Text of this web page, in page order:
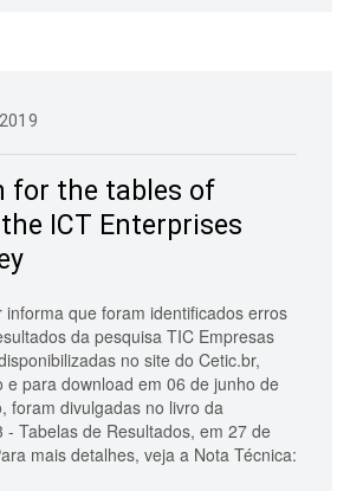
for the tables of
ICT Enterprises
informa que foram identificados erros
da pesquisa TIC Empresas
no site do Cetic.br,
e para download em 06 de junho de
foram divulgadas no livro da
- Tabelas de Resultados, em 27 de
mais detalhes, veja a Nota Técnica: